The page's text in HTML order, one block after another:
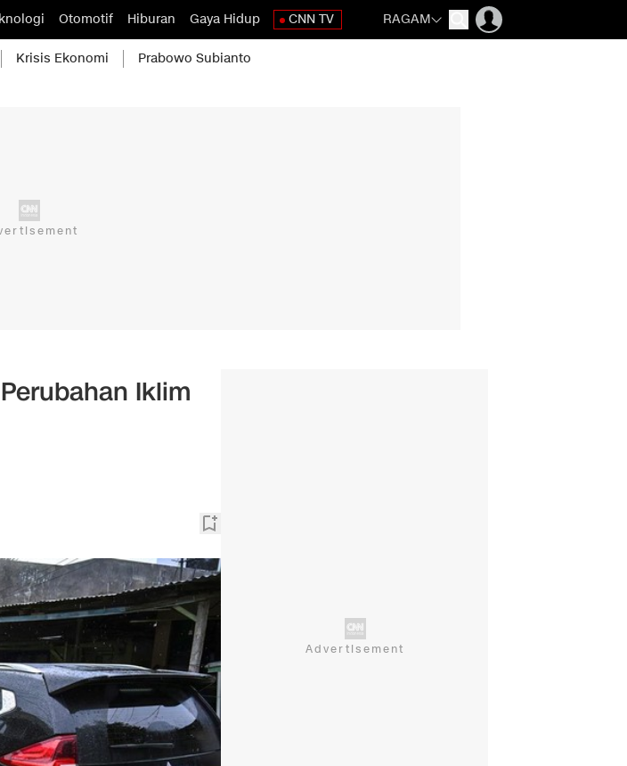
Otomotif Hiburan Gaya Hidup CNN TV RAGAM
Krisis Ekonomi Prabowo Subianto
Iklim